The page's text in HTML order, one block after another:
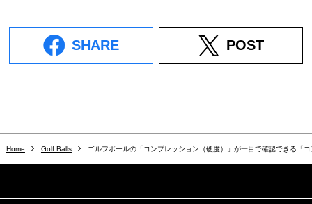
SHARE POST
Home Golf Balls ゴルフボールの「コンプレッション（硬度）」が一目で確認できる「